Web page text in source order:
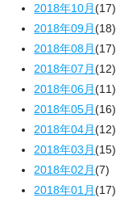
2018年10月(17)
2018年09月(18)
2018年08月(17)
2018年07月(12)
2018年06月(11)
2018年05月(16)
2018年04月(12)
2018年03月(15)
2018年02月(7)
2018年01月(17)